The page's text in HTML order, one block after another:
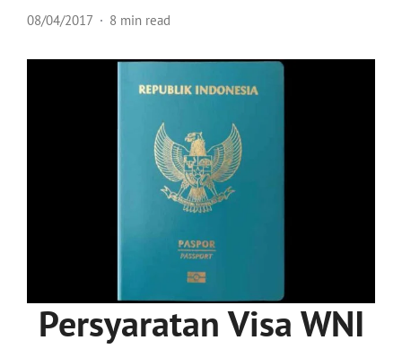
08/04/2017 8 min read
Persyaratan Visa WNI